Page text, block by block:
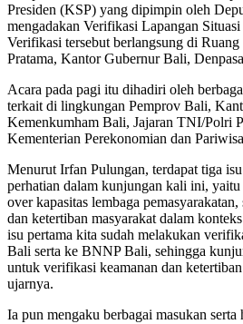
Presiden (KSP) yang dipimpin oleh
mengadakan Verifikasi Lapangan
Verifikasi tersebut berlangsung di Ruang
Pratama, Kantor Gubernur Bali,
Acara pada pagi itu dihadiri oleh
terkait di lingkungan Pemprov Bali,
Kemenkumham Bali, Jajaran TNI/Polri
Kementerian Perekonomian dan
Menurut Irfan Pulungan, terdapat tiga
perhatian dalam kunjungan kali ini,
over kapasitas lembaga
dan ketertiban masyarakat dalam
isu pertama kita sudah melakukan
Bali serta ke BNNP Bali, sehingga
untuk verifikasi keamanan dan
ujarnya.
Ia pun mengaku berbagai masukan serta